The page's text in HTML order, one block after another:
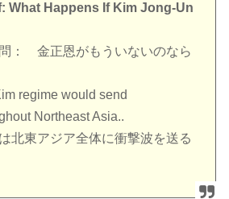
What Happens If Kim Jong-Un
： 金正恩がもういないのなら
regime would send
Northeast Asia..
北東アジア全体に衝撃波を送る